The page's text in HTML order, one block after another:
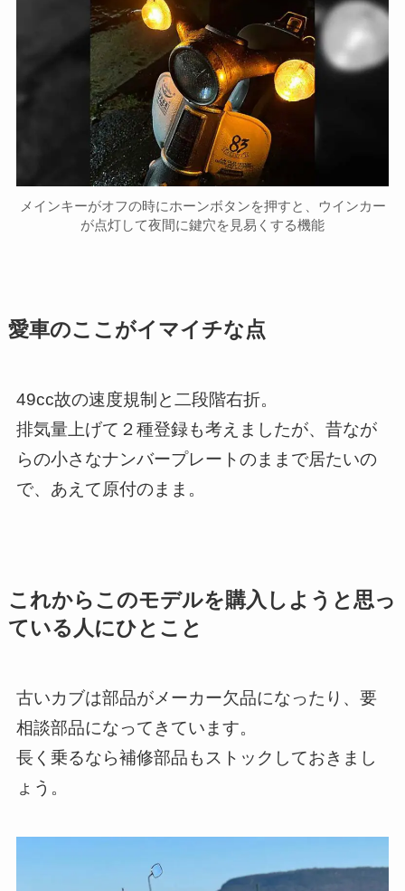
メインキーがオフの時にホーンボタンを押すと、ウインカー
が点灯して夜間に鍵穴を見易くする機能
愛車のここがイマイチな点
49cc故の速度規制と二段階右折。
排気量上げて２種登録も考えましたが、昔なが
らの小さなナンバープレートのままで居たいの
で、あえて原付のまま。
これからこのモデルを購入しようと思っ
ている人にひとこと
古いカブは部品がメーカー欠品になったり、要
相談部品になってきています。
長く乗るなら補修部品もストックしておきまし
ょう。